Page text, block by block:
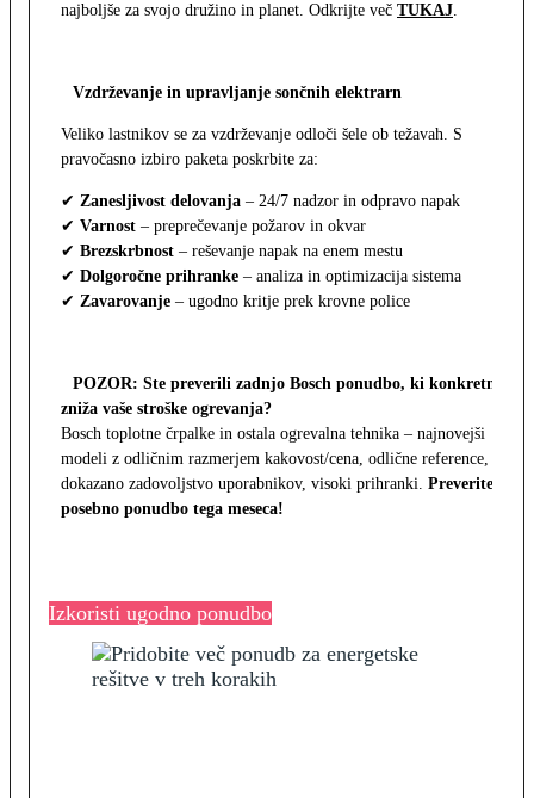
najboljše za svojo družino in planet. Odkrijte več TUKAJ.
Vzdrževanje in upravljanje sončnih elektrarn
Veliko lastnikov se za vzdrževanje odloči šele ob težavah. S
pravočasno izbiro paketa poskrbite za:
✔ Zanesljivost delovanja – 24/7 nadzor in odpravo napak
✔ Varnost – preprečevanje požarov in okvar
✔ Brezskrbnost – reševanje napak na enem mestu
✔ Dolgoročne prihranke – analiza in optimizacija sistema
✔ Zavarovanje – ugodno kritje prek krovne police
POZOR: Ste preverili zadnjo Bosch ponudbo, ki konkretno
zniža vaše stroške ogrevanja?
Bosch toplotne črpalke in ostala ogrevalna tehnika – najnovejši
modeli z odličnim razmerjem kakovost/cena, odlične reference,
dokazano zadovoljstvo uporabnikov, visoki prihranki. Preverite
posebno ponudbo tega meseca!
Izkoristi ugodno ponudbo